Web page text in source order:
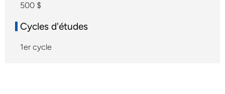
500 $
Cycles d'études
1er cycle